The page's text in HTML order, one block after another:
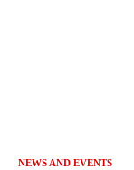
NEWS AND EVENTS